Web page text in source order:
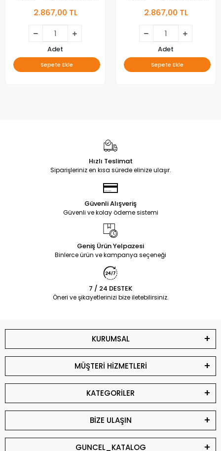
2.867,00 TL
Adet
Sepete Ekle
2.867,00 TL
Adet
Sepete Ekle
Hızlı Teslimat
Siparişleriniz en kısa sürede elinize ulaşır.
Güvenli Alışveriş
Güvenli ve kolay ödeme sistemi
Geniş Ürün Yelpazesi
Binlerce ürün ve kampanya seçeneği
7 / 24 DESTEK
Öneri ve şikayetlerinizi bize iletebilirsiniz.
KURUMSAL
MÜŞTERİ HİZMETLERİ
KATEGORİLER
BİZE ULAŞIN
GUNCEL_KATALOG